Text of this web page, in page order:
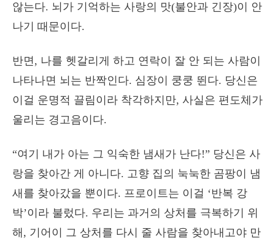
않는다. 뇌가 기억하는 사랑의 맛(불안과 긴장)이 안
나기 때문이다.
반면, 나를 헷갈리게 하고 연락이 잘 안 되는 사람이
나타나면 뇌는 반짝인다. 심장이 쿵쿵 뛴다. 당신은
이걸 운명적 끌림이라 착각하지만, 사실은 편도체가
울리는 경고음이다.
“여기 내가 아는 그 익숙한 냄새가 난다!” 당신은 사
랑을 찾아간 게 아니다. 고향 집의 눅눅한 곰팡이 냄
새를 찾아갔을 뿐이다. 프로이트는 이걸 ‘반복 강
박’이라 불렀다. 우리는 과거의 상처를 극복하기 위
해, 기어이 그 상처를 다시 줄 사람을 찾아내고야 만